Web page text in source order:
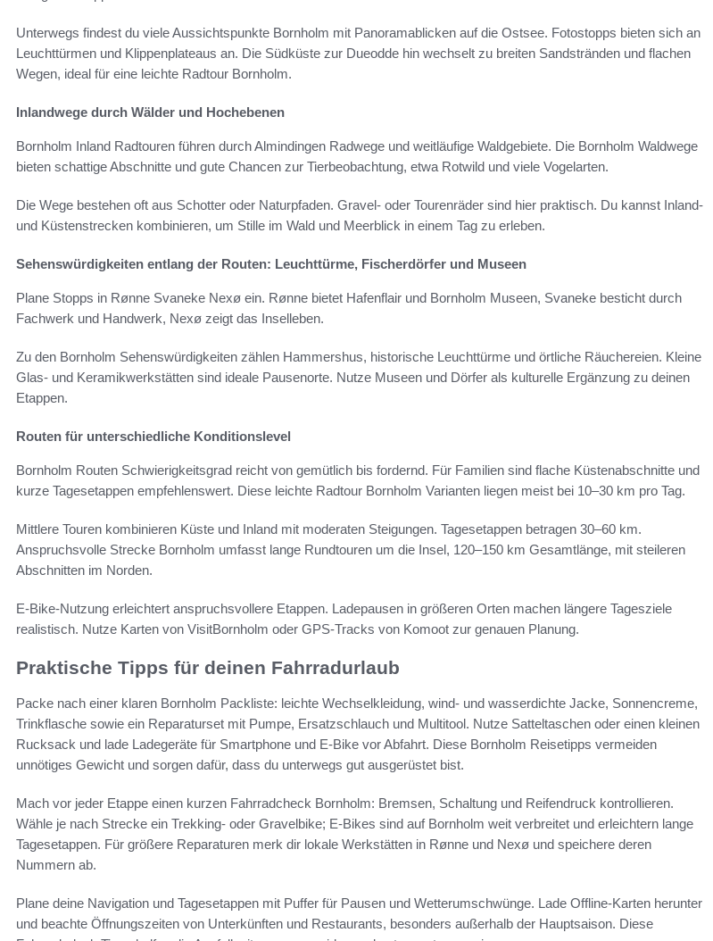
Unterwegs findest du viele Aussichtspunkte Bornholm mit Panoramablicken auf die Ostsee. Fotostopps bieten sich an
Leuchttürmen und Klippenplateaus an. Die Südküste zur Dueodde hin wechselt zu breiten Sandstränden und flachen
Wegen, ideal für eine leichte Radtour Bornholm.
Inlandwege durch Wälder und Hochebenen
Bornholm Inland Radtouren führen durch Almindingen Radwege und weitläufige Waldgebiete. Die Bornholm Waldwege
bieten schattige Abschnitte und gute Chancen zur Tierbeobachtung, etwa Rotwild und viele Vogelarten.
Die Wege bestehen oft aus Schotter oder Naturpfaden. Gravel- oder Tourenräder sind hier praktisch. Du kannst Inland-
und Küstenstrecken kombinieren, um Stille im Wald und Meerblick in einem Tag zu erleben.
Sehenswürdigkeiten entlang der Routen: Leuchttürme, Fischerdörfer und Museen
Plane Stopps in Rønne Svaneke Nexø ein. Rønne bietet Hafenflair und Bornholm Museen, Svaneke besticht durch
Fachwerk und Handwerk, Nexø zeigt das Inselleben.
Zu den Bornholm Sehenswürdigkeiten zählen Hammershus, historische Leuchttürme und örtliche Räuchereien. Kleine
Glas- und Keramikwerkstätten sind ideale Pausenorte. Nutze Museen und Dörfer als kulturelle Ergänzung zu deinen
Etappen.
Routen für unterschiedliche Konditionslevel
Bornholm Routen Schwierigkeitsgrad reicht von gemütlich bis fordernd. Für Familien sind flache Küstenabschnitte und
kurze Tagesetappen empfehlenswert. Diese leichte Radtour Bornholm Varianten liegen meist bei 10–30 km pro Tag.
Mittlere Touren kombinieren Küste und Inland mit moderaten Steigungen. Tagesetappen betragen 30–60 km.
Anspruchsvolle Strecke Bornholm umfasst lange Rundtouren um die Insel, 120–150 km Gesamtlänge, mit steileren
Abschnitten im Norden.
E-Bike-Nutzung erleichtert anspruchsvollere Etappen. Ladepausen in größeren Orten machen längere Tagesziele
realistisch. Nutze Karten von VisitBornholm oder GPS-Tracks von Komoot zur genauen Planung.
Praktische Tipps für deinen Fahrradurlaub
Packe nach einer klaren Bornholm Packliste: leichte Wechselkleidung, wind- und wasserdichte Jacke, Sonnencreme,
Trinkflasche sowie ein Reparaturset mit Pumpe, Ersatzschlauch und Multitool. Nutze Satteltaschen oder einen kleinen
Rucksack und lade Ladegeräte für Smartphone und E-Bike vor Abfahrt. Diese Bornholm Reisetipps vermeiden
unnötiges Gewicht und sorgen dafür, dass du unterwegs gut ausgerüstet bist.
Mach vor jeder Etappe einen kurzen Fahrradcheck Bornholm: Bremsen, Schaltung und Reifendruck kontrollieren.
Wähle je nach Strecke ein Trekking- oder Gravelbike; E-Bikes sind auf Bornholm weit verbreitet und erleichtern lange
Tagesetappen. Für größere Reparaturen merk dir lokale Werkstätten in Rønne und Nexø und speichere deren
Nummern ab.
Plane deine Navigation und Tagesetappen mit Puffer für Pausen und Wetterumschwünge. Lade Offline-Karten herunter
und beachte Öffnungszeiten von Unterkünften und Restaurants, besonders außerhalb der Hauptsaison. Diese